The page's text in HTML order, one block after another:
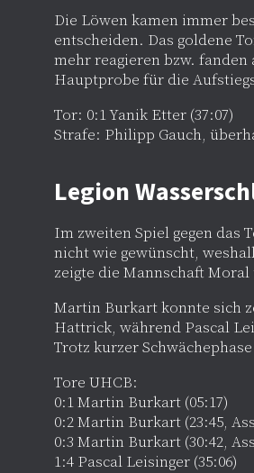
Die Löwen kamen immer
entscheiden. Das goldene
mehr reagieren bzw.
Hauptprobe für die
Tor: 0:1 Yanik Etter (37:07)
Strafe: Philipp Gauch,
Legion
Im zweiten Spiel gegen das
nicht wie gewünscht,
zeigte die Mannschaft
Martin Burkart konnte sich
Hattrick, während Pascal
Trotz kurzer
Tore UHCB:
0:1 Martin Burkart (05:17)
0:2 Martin Burkart (23:45,
0:3 Martin Burkart (30:42,
1:4 Pascal Leisinger (35:06)